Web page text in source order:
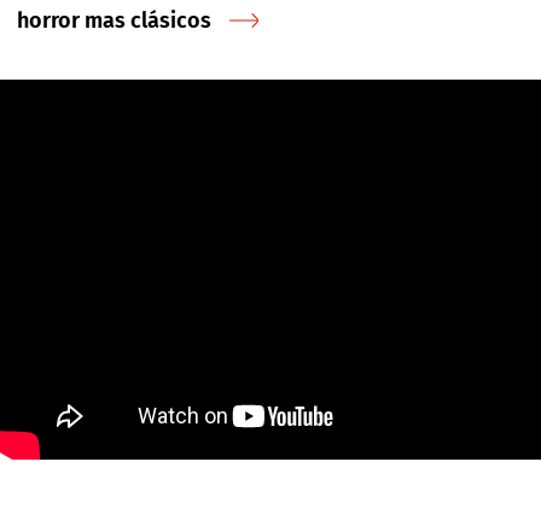
horror mas clásicos